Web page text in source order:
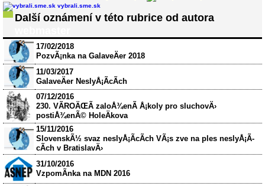
vybrali.sme.sk
Další oznámení v této rubrice od autora
17/02/2018
PozvÃ¡nka na GalaveÄer 2018
11/03/2017
GalaveÄer NeslyÅ¡Ã­cÃ­ch
07/12/2016
230. VÃROÄŒÃ zaloÅ¾enÃ­ Å¡koly pro sluchovÄ›
postiÅ¾enÃ© HoleÄkova
15/11/2016
SlovenskÃ½ svaz neslyÅ¡Ã­cÃ­ch VÃ¡s zve na ples neslyÅ¡Ã­
cÃ­ch v BratislavÄ›
31/10/2016
VzpomÃ­nka na MDN 2016